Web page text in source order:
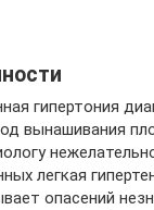
гипертония
вынашивания
легкая
опасений